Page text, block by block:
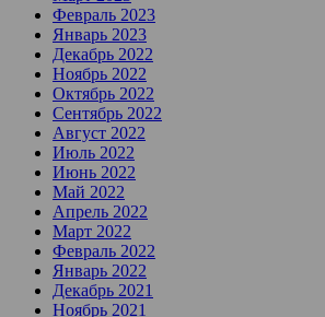
Февраль 2023
Январь 2023
Декабрь 2022
Ноябрь 2022
Октябрь 2022
Сентябрь 2022
Август 2022
Июль 2022
Июнь 2022
Май 2022
Апрель 2022
Март 2022
Февраль 2022
Январь 2022
Декабрь 2021
Ноябрь 2021